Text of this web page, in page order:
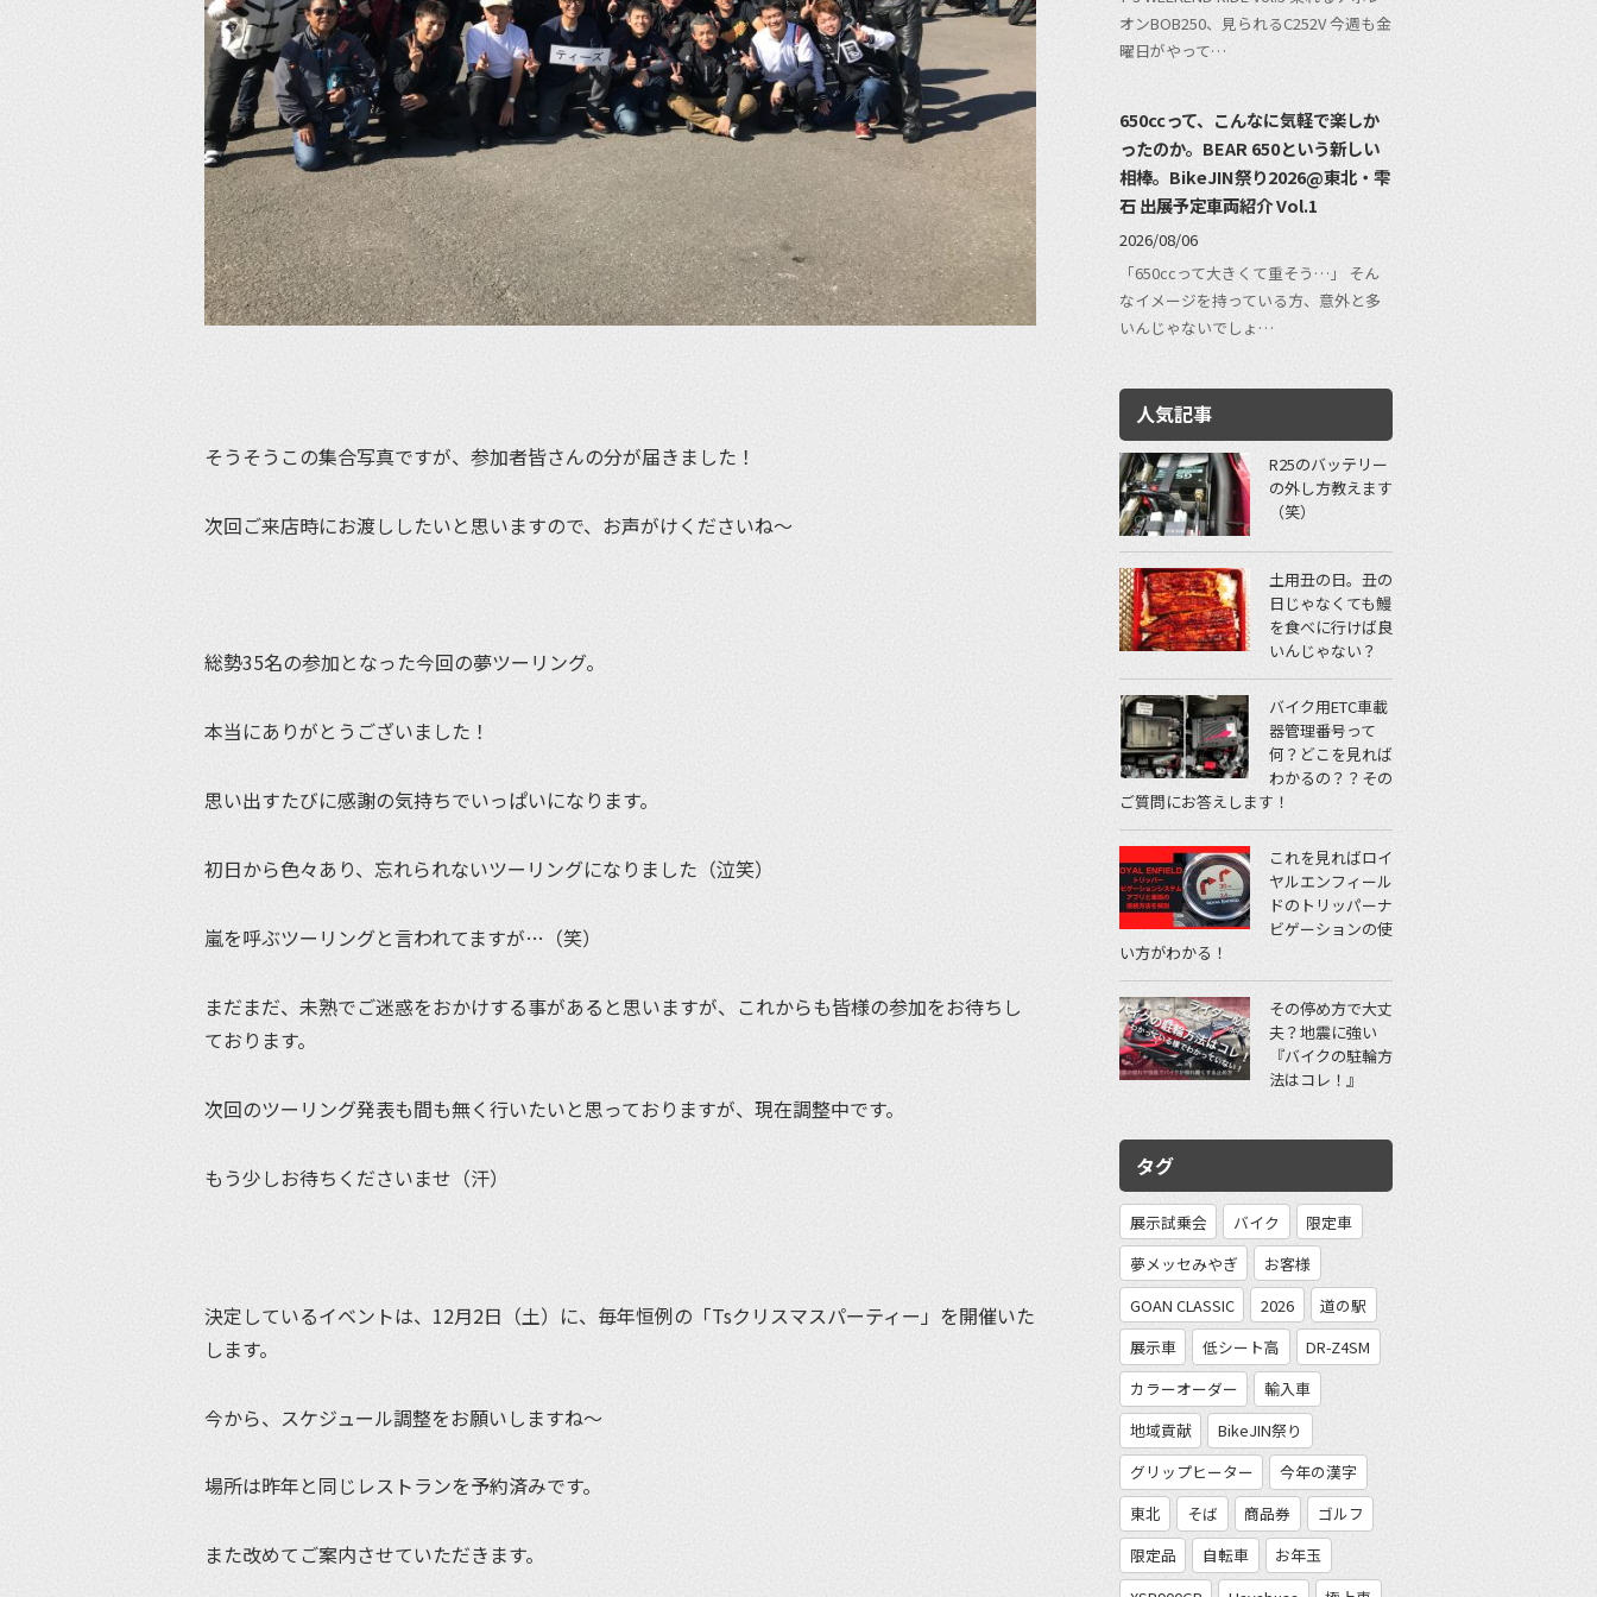
そうそうこの集合写真ですが、参加者皆さんの分が届きました！
次回ご来店時にお渡ししたいと思いますので、お声がけくださいね〜
総勢35名の参加となった今回の夢ツーリング。
本当にありがとうございました！
思い出すたびに感謝の気持ちでいっぱいになります。
初日から色々あり、忘れられないツーリングになりました（泣笑）
嵐を呼ぶツーリングと言われてますが…（笑）
まだまだ、未熟でご迷惑をおかけする事があると思いますが、これからも皆様の参加をお待ちし
ております。
次回のツーリング発表も間も無く行いたいと思っておりますが、現在調整中です。
もう少しお待ちくださいませ（汗）
決定しているイベントは、12月2日（土）に、毎年恒例の「Tsクリスマスパーティー」を開催いた
します。
今から、スケジュール調整をお願いしますね〜
場所は昨年と同じレストランを予約済みです。
また改めてご案内させていただきます。
オンBOB250、見られるC252V 今週も金
曜日がやって…
650ccって、こんなに気軽で楽しか
ったのか。BEAR 650という新しい
相棒。BikeJIN祭り2026@東北・雫
石 出展予定車両紹介 Vol.1
2026/08/06
「650ccって大きくて重そう…」 そん
なイメージを持っている方、意外と多
いんじゃないでしょ…
人気記事
R25のバッテリー
の外し方教えます
（笑）
土用丑の日。丑の
日じゃなくても鰻
を食べに行けば良
いんじゃない？
バイク用ETC車載
器管理番号って
何？どこを見れば
わかるの？？その
ご質問にお答えします！
これを見ればロイ
ヤルエンフィール
ドのトリッパーナ
ビゲーションの使
い方がわかる！
その停め方で大丈
夫？地震に強い
『バイクの駐輪方
法はコレ！』
タグ
展示試乗会 バイク
限定車
夢メッセみやぎ
お客様
GOAN CLASSIC
2026
道の駅
展示車
低シート高
DR-Z4SM
カラーオーダー
輸入車
地域貢献
BikeJIN祭り
グリップヒーター
今年の漢字
東北
そば 商品券
ゴルフ
限定品
自転車
お年玉